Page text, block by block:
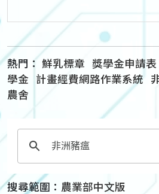
熱門： 鮮乳標章 獎學金申請表
學金
計畫經費網路作業系統
農舍
搜尋範圍： 農業部中文版